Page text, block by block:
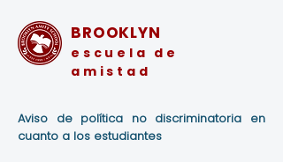
BROOKLYN
escuela de
amistad
Aviso de política no discriminatoria en
cuanto a los estudiantes